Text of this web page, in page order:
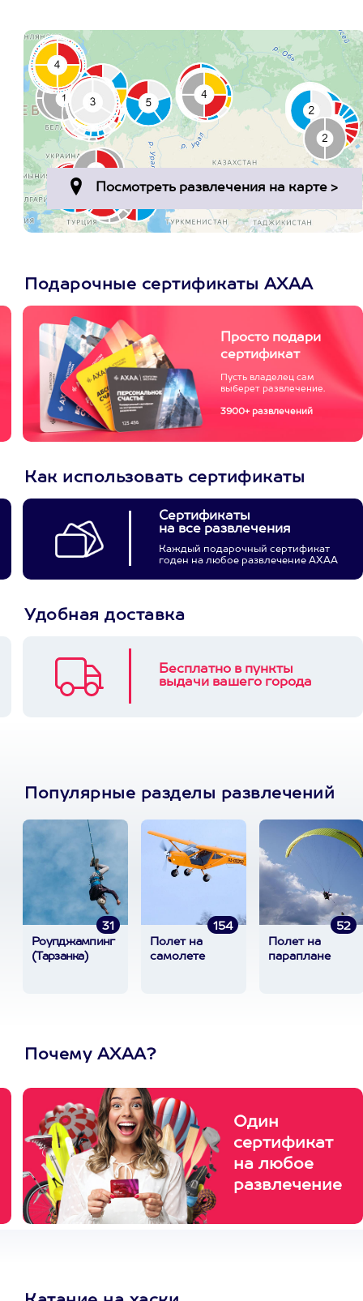
Подарочные сертификаты АХАА
Просто подари
сертификат
Пусть владелец сам
выберет развлечение.
3900+ развлечений
Как использовать сертификаты
Сертификаты
на все развлечения
Каждый подарочный сертификат
годен на любое развлечение АХАА
Удобная доставка
Бесплатно в пункты
выдачи вашего города
Популярные разделы развлечений
31
Роупджампинг
(Тарзанка)
154
Полет на
самолете
52
Полет на
параплане
Почему АХАА?
Один
сертификат
на любое
развлечение